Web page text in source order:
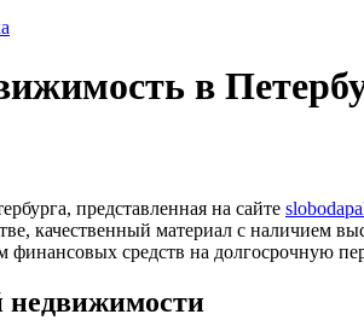
в
представленная на сайте
качественный материал с наличием
средств на долгосрочную
недвижимости